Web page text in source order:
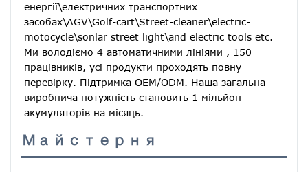
енергії\електричних транспортних
засобах\AGV\Golf-cart\Street-cleaner\electric-
motocycle\sonlar street light\and electric tools etc.
Ми володіємо 4 автоматичними лініями , 150
працівників, усі продукти проходять повну
перевірку. Підтримка OEM/ODM. Наша загальна
виробнича потужність становить 1 мільйон
акумуляторів на місяць.
Майстерня